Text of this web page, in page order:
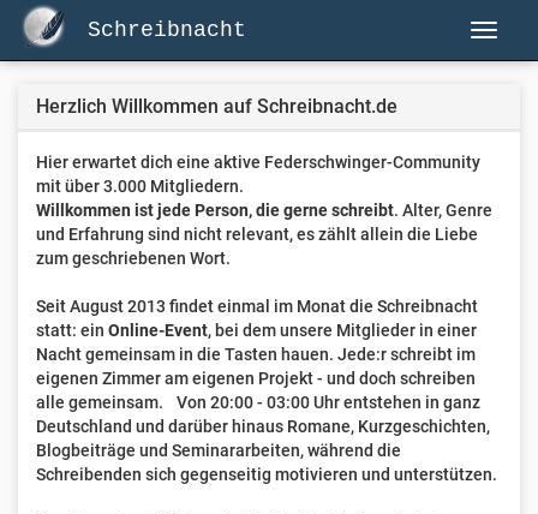
Schreibnacht
Herzlich Willkommen auf Schreibnacht.de
Hier erwartet dich eine aktive Federschwinger-Community
mit über 3.000 Mitgliedern.
Willkommen ist jede Person, die gerne schreibt. Alter, Genre
und Erfahrung sind nicht relevant, es zählt allein die Liebe
zum geschriebenen Wort.
Seit August 2013 findet einmal im Monat die Schreibnacht
statt: ein Online-Event, bei dem unsere Mitglieder in einer
Nacht gemeinsam in die Tasten hauen. Jede:r schreibt im
eigenen Zimmer am eigenen Projekt - und doch schreiben
alle gemeinsam. Von 20:00 - 03:00 Uhr entstehen in ganz
Deutschland und darüber hinaus Romane, Kurzgeschichten,
Blogbeiträge und Seminararbeiten, während die
Schreibenden sich gegenseitig motivieren und unterstützen.